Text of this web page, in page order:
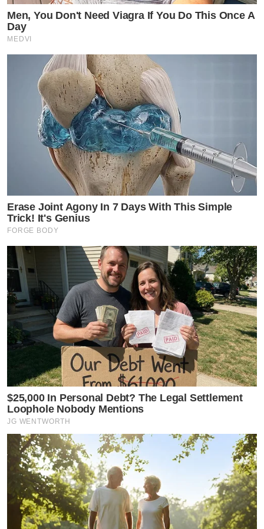
Men, You Don't Need Viagra If You Do This Once A
Day
MEDVI
Erase Joint Agony In 7 Days With This Simple
Trick! It's Genius
FORGE BODY
$25,000 In Personal Debt? The Legal Settlement
Loophole Nobody Mentions
JG WENTWORTH